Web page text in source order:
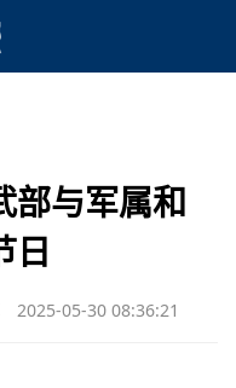
部与军属和
日
2025-05-30 08:36:21